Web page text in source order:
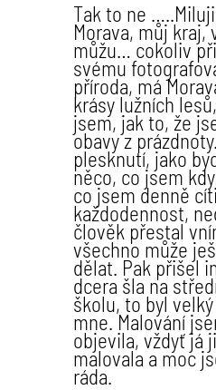
Tak to ne
Morava, můj kraj,
můžu… cokoliv
svému
příroda, má
krásy lužních
jsem, jak to, že
obavy z
plesknutí, jako
něco, co jsem
co jsem denně
každodennost,
člověk přestal
všechno může
dělat. Pak přišel
dcera šla na
školu, to byl
mne. Malování
objevila, vždyť já
malovala a moc
ráda.